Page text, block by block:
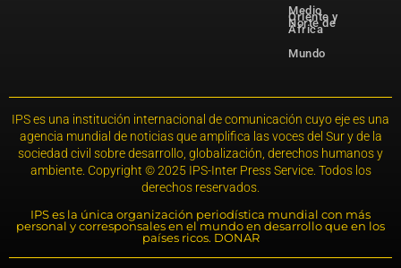
Medio
Oriente y
Norte de
África
Mundo
IPS es una institución internacional de comunicación cuyo eje es una
agencia mundial de noticias que amplifica las voces del Sur y de la
sociedad civil sobre desarrollo, globalización, derechos humanos y
ambiente. Copyright © 2025 IPS-Inter Press Service. Todos los
derechos reservados.
IPS es la única organización periodística mundial con más
personal y corresponsales en el mundo en desarrollo que en los
países ricos. DONAR